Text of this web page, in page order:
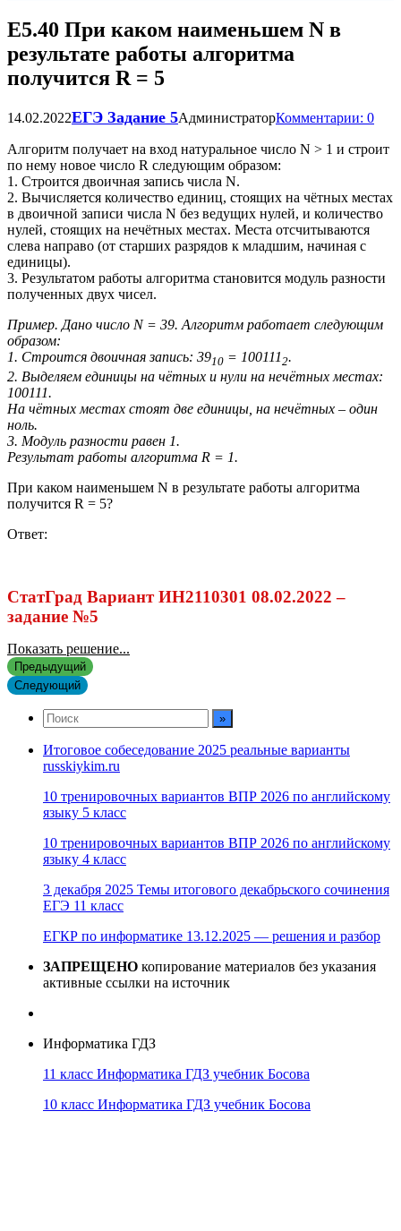
Е5.40 При каком наименьшем N в
результате работы алгоритма
получится R = 5
14.02.2022ЕГЭ Задание 5АдминистраторКомментарии: 0
Алгоритм получает на вход натуральное число N > 1 и строит
по нему новое число R следующим образом:
1. Строится двоичная запись числа N.
2. Вычисляется количество единиц, стоящих на чётных местах
в двоичной записи числа N без ведущих нулей, и количество
нулей, стоящих на нечётных местах. Места отсчитываются
слева направо (от старших разрядов к младшим, начиная с
единицы).
3. Результатом работы алгоритма становится модуль разности
полученных двух чисел.
Пример. Дано число N = 39. Алгоритм работает следующим
образом:
1. Строится двоичная запись: 3910 = 1001112.
2. Выделяем единицы на чётных и нули на нечётных местах:
100111.
На чётных местах стоят две единицы, на нечётных – один
ноль.
3. Модуль разности равен 1.
Результат работы алгоритма R = 1.
При каком наименьшем N в результате работы алгоритма
получится R = 5?
Ответ:
СтатГрад Вариант ИН2110301 08.02.2022 –
задание №5
Показать решение...
Предыдущий
Следующий
Итоговое собеседование 2025 реальные варианты
russkiykim.ru
10 тренировочных вариантов ВПР 2026 по английскому
языку 5 класс
10 тренировочных вариантов ВПР 2026 по английскому
языку 4 класс
3 декабря 2025 Темы итогового декабрьского сочинения
ЕГЭ 11 класс
ЕГКР по информатике 13.12.2025 — решения и разбор
ЗАПРЕЩЕНО копирование материалов без указания
активные ссылки на источник
Информатика ГДЗ
11 класс Информатика ГДЗ учебник Босова
10 класс Информатика ГДЗ учебник Босова